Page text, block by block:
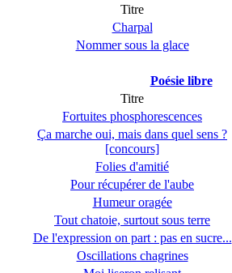
Titre
Charpal
Nommer sous la glace
Poésie libre
Titre
Fortuites phosphorescences
Ça marche oui, mais dans quel sens ?
[concours]
Folies d'amitié
Pour récupérer de l'aube
Humeur oragée
Tout chatoie, surtout sous terre
De l'expression on part : pas en sucre...
Oscillations chagrines